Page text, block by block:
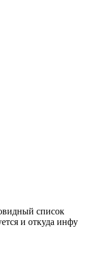
список
и откуда инфу